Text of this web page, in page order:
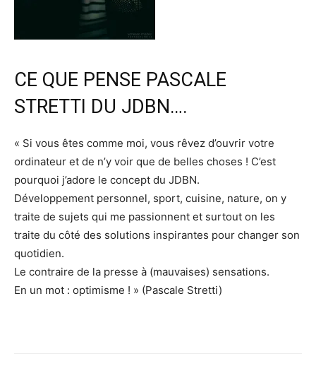
CE QUE PENSE PASCALE
STRETTI DU JDBN….
« Si vous êtes comme moi, vous rêvez d’ouvrir votre
ordinateur et de n’y voir que de belles choses ! C’est
pourquoi j’adore le concept du JDBN.
Développement personnel, sport, cuisine, nature, on y
traite de sujets qui me passionnent et surtout on les
traite du côté des solutions inspirantes pour changer son
quotidien.
Le contraire de la presse à (mauvaises) sensations.
En un mot : optimisme ! » (Pascale Stretti)